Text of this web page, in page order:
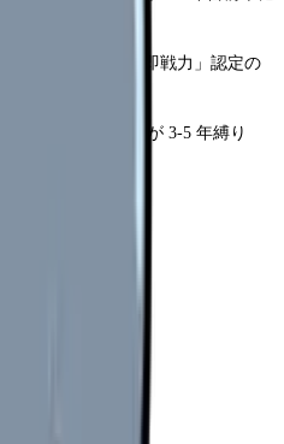
くの医療機関で「即戦力」認定の
が一気に広がる
時代の病院奨学金が 3-5 年縛り
判断
がない
入) を控えとる